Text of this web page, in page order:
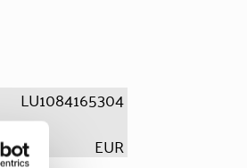
LU1084165304
EUR